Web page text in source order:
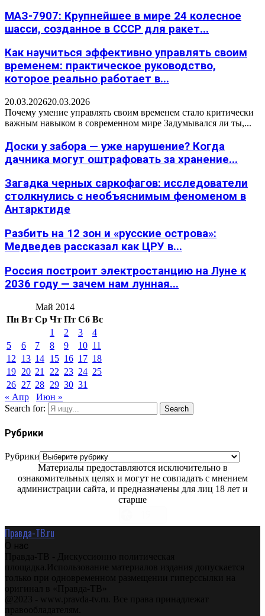
МАЗ-7907: Крупнейшее в мире 24 колесное
шасси, созданное в СССР для ракет...
Как научиться эффективно управлять своим
временем: практическое руководство,
которое реально работает в...
20.03.202620.03.2026
Почему умение управлять своим временем стало критически
важным навыком в современном мире Задумывался ли ты,...
Доски у забора — уже нарушение? Когда
дачника могут оштрафовать за хранение...
Загадка черных саркофагов: исследователи
столкнулись с необъяснимым феноменом в
Антарктиде
Разбить на 12 зон и «русские острова»:
Медведев рассказал как ЦРУ в...
Россия построит электростанцию на Луне к
2036 году — зачем нам лунная...
Май 2014
Пн Вт Ср Чт Пт Сб Вс
1
2 3
4
5
6 7 8 9 10 11
12
13 14 15 16 17 18
19 20 21 22 23 24 25
26 27 28 29 30 31
« Апр
Июн »
Search for:
Search
Рубрики
Рубрики
Материалы предоставляются исключительно в
ознакомительных целях и могут не совпадать с мнением
администрации сайта, и предназначены для лиц 18 лет и
старше
Правда-ТВ.ru
О нас
Правда-ТВ - Дискуссионно политическая
площадка.Использование материалов издания допускается
только при одновременном размещении гиперссылки на
оригинал в «Правда-ТВ»
@2023 - www.pravda-tv.ru. Все права принадлежат
правообладателям.